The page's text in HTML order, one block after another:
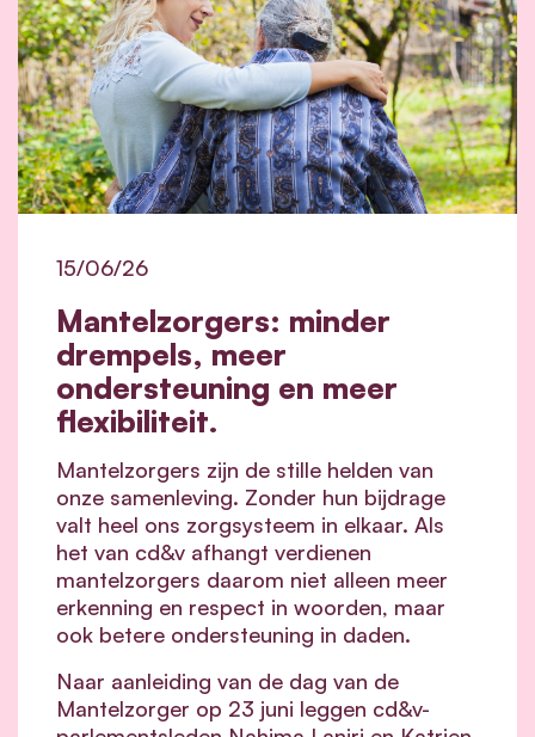
Mantelzorgers: minder
drempels, meer
ondersteuning en meer
flexibiliteit.
15/06/26
Mantelzorgers zijn de stille helden van
onze samenleving. Zonder hun bijdrage
valt heel ons zorgsysteem in elkaar. Als
het van cd&v afhangt verdienen
mantelzorgers daarom niet alleen meer
erkenning en respect in woorden, maar
ook betere ondersteuning in daden.
Naar aanleiding van de dag van de
Mantelzorger op 23 juni leggen cd&v-